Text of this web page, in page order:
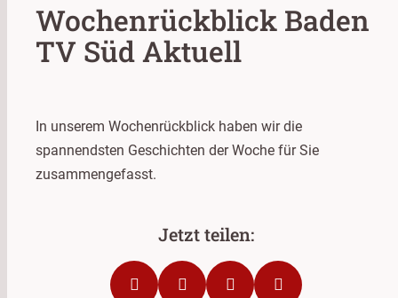
Wochenrückblick Baden
TV Süd Aktuell
In unserem Wochenrückblick haben wir die
spannendsten Geschichten der Woche für Sie
zusammengefasst.